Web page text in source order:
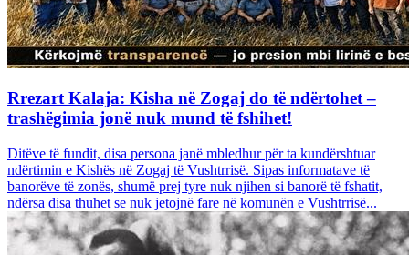
Rrezart Kalaja: Kisha në Zogaj do të ndërtohet –
trashëgimia jonë nuk mund të fshihet!
Ditëve të fundit, disa persona janë mbledhur për ta kundërshtuar
ndërtimin e Kishës në Zogaj të Vushtrrisë. Sipas informatave të
banorëve të zonës, shumë prej tyre nuk njihen si banorë të fshatit,
ndërsa disa thuhet se nuk jetojnë fare në komunën e Vushtrrisë...